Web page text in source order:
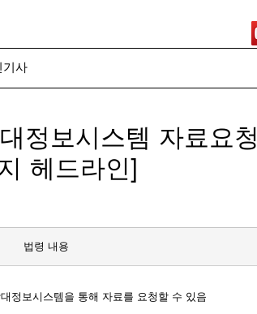
기사
정보시스템 자료요청
헤드라인]
법령 내용
정보시스템을 통해 자료를 요청할 수 있음